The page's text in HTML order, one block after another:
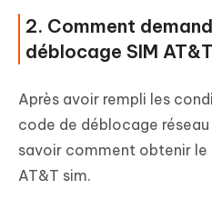
2. Comment
déblocage SIM AT&T
Après avoir rempli les
code de déblocage
savoir comment obtenir
AT&T sim.